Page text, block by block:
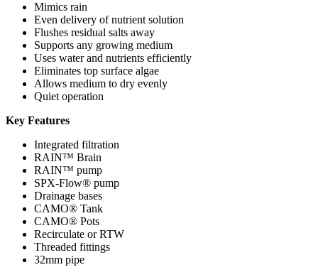
Mimics rain
Even delivery of nutrient solution
Flushes residual salts away
Supports any growing medium
Uses water and nutrients efficiently
Eliminates top surface algae
Allows medium to dry evenly
Quiet operation
Key Features
Integrated filtration
RAIN™ Brain
RAIN™ pump
SPX-Flow® pump
Drainage bases
CAMO® Tank
CAMO® Pots
Recirculate or RTW
Threaded fittings
32mm pipe